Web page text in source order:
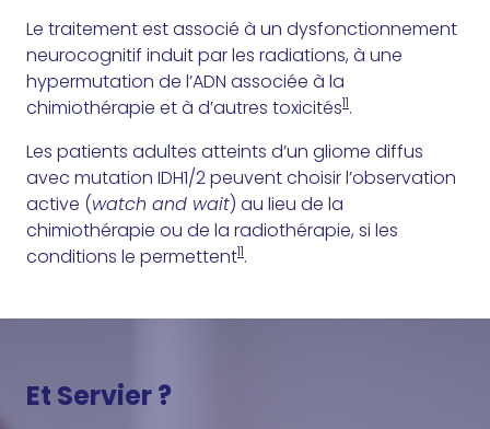
Le traitement est associé à un dysfonctionnement
neurocognitif induit par les radiations, à une
hypermutation de l’ADN associée à la
chimiothérapie et à d’autres toxicités11.
Les patients adultes atteints d’un gliome diffus
avec mutation IDH1/2 peuvent choisir l’observation
active (watch and wait) au lieu de la
chimiothérapie ou de la radiothérapie, si les
conditions le permettent11.
Et Servier ?